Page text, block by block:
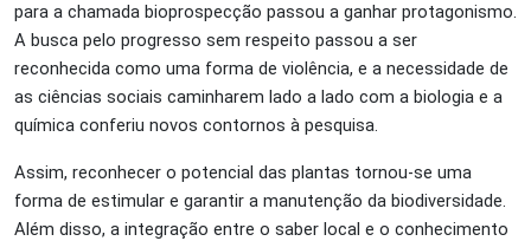
para a chamada bioprospecção passou a ganhar protagonismo.
A busca pelo progresso sem respeito passou a ser
reconhecida como uma forma de violência, e a necessidade de
as ciências sociais caminharem lado a lado com a biologia e a
química conferiu novos contornos à pesquisa.
Assim, reconhecer o potencial das plantas tornou-se uma
forma de estimular e garantir a manutenção da biodiversidade.
Além disso, a integração entre o saber local e o conhecimento